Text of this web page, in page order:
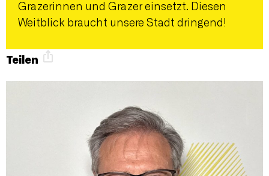
Grazerinnen und Grazer einsetzt. Diesen
Weitblick braucht unsere Stadt dringend!
Teilen